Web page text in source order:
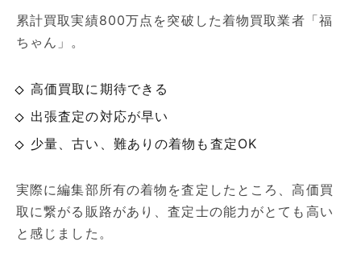
累計買取実績800万点を突破した着物買取業者「福
ちゃん」。
高価買取に期待できる
出張査定の対応が早い
少量、古い、難ありの着物も査定OK
実際に編集部所有の着物を査定したところ、高価買
取に繋がる販路があり、査定士の能力がとても高い
と感じました。